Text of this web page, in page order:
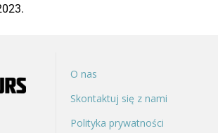
O nas
Skontaktuj się z nami
Polityka prywatności